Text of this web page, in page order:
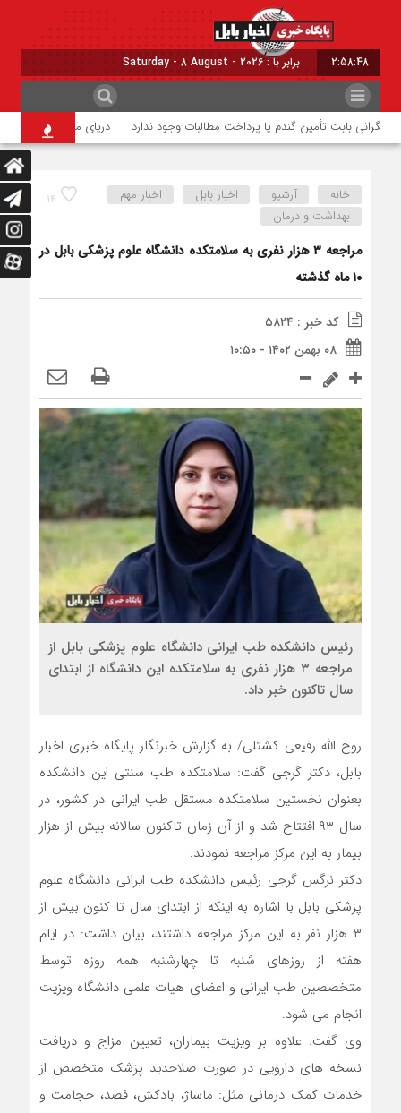
2:58:49 برابر با : Saturday - 8 August - 2026
نگرانی بابت تأمین گندم یا پرداخت مطالبات وجود ندارد دریای مازندران موقتاً
۱۴ خانه آرشیو اخبار بابل
اخبار مهم
بهداشت و درمان
مراجعه ۳ هزار نفری به سلامتکده دانشگاه علوم پزشکی بابل در
۱۰ ماه گذشته
کد خبر : ۵۸۲۴
۰۸ بهمن ۱۴۰۲ - ۱۰:۵۰
رئیس دانشکده طب ایرانی دانشگاه علوم پزشکی بابل از
مراجعه ۳ هزار نفری به سلامتکده این دانشگاه از ابتدای
سال تاکنون خبر داد.
روح الله رفیعی کشتلی/ به گزارش خبرنگار پایگاه خبری اخبار
بابل، دکتر گرجی گفت: سلامتکده طب سنتی این دانشکده
بعنوان نخستین سلامتکده مستقل طب ایرانی در کشور، در
سال ۹۳ افتتاح شد و از آن زمان تاکنون سالانه بیش از هزار
بیمار به این مرکز مراجعه نمودند.
دکتر نرگس گرجی رئیس دانشکده طب ایرانی دانشگاه علوم
پزشکی بابل با اشاره به اینکه از ابتدای سال تا کنون بیش از
۳ هزار نفر به این مرکز مراجعه داشتند، بیان داشت: در ایام
هفته از روزهای شنبه تا چهارشنبه همه روزه توسط
متخصصین طب ایرانی و اعضای هیات علمی دانشگاه ویزیت
انجام می شود.
وی گفت: علاوه بر ویزیت بیماران، تعیین مزاج و دریافت
نسخه های دارویی در صورت صلاحدید پزشک متخصص از
خدمات کمک درمانی مثل: ماساژ، بادکش، فصد، حجامت و